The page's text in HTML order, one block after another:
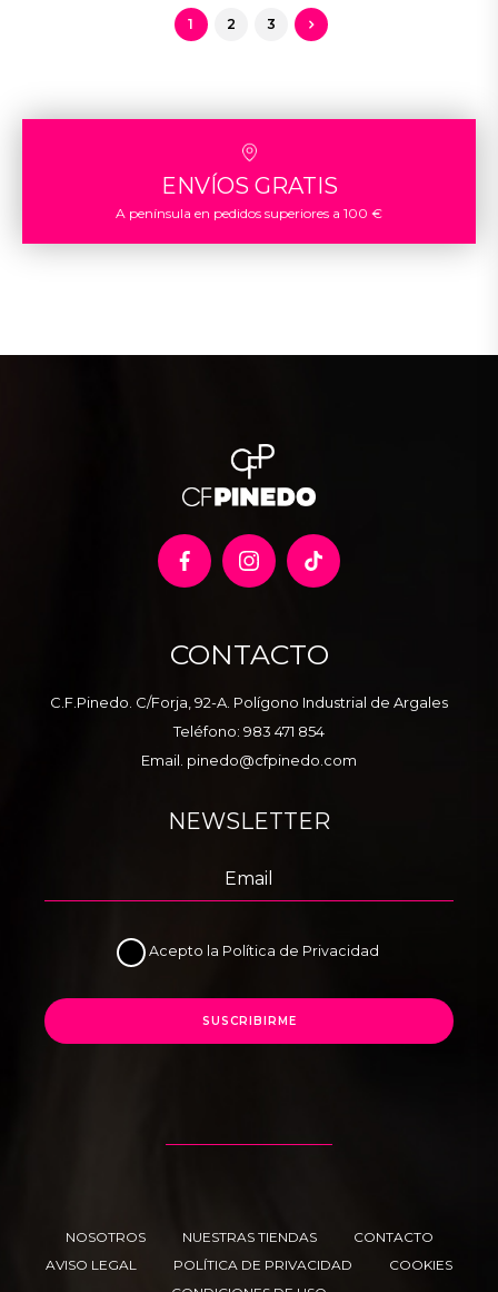
1 2 3
ENVÍOS GRATIS
A península en pedidos superiores a 100 €
CONTACTO
C.F.Pinedo. C/Forja, 92-A. Polígono Industrial de Argales
Teléfono: 983 471 854
Email. pinedo@cfpinedo.com
NEWSLETTER
Acepto la Política de Privacidad
SUSCRIBIRME
NOSOTROS NUESTRAS TIENDAS
CONTACTO
AVISO LEGAL
POLÍTICA DE PRIVACIDAD
COOKIES